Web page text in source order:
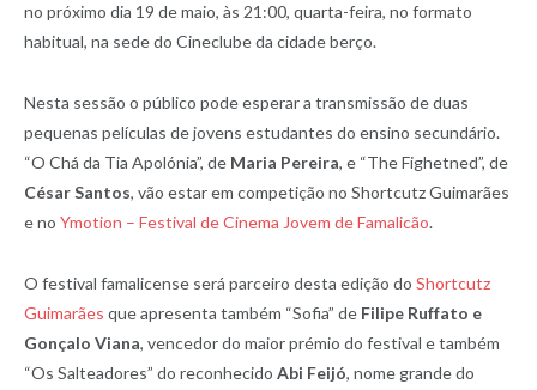
no próximo dia 19 de maio, às 21:00, quarta-feira, no formato
habitual, na sede do Cineclube da cidade berço.
Nesta sessão o público pode esperar a transmissão de duas
pequenas películas de jovens estudantes do ensino secundário.
“O Chá da Tia Apolónia”, de Maria Pereira, e “The Fighetned”, de
César Santos, vão estar em competição no Shortcutz Guimarães
e no Ymotion – Festival de Cinema Jovem de Famalicão.
O festival famalicense será parceiro desta edição do Shortcutz
Guimarães que apresenta também “Sofia” de Filipe Ruffato e
Gonçalo Viana, vencedor do maior prémio do festival e também
“Os Salteadores” do reconhecido Abi Feijó, nome grande do